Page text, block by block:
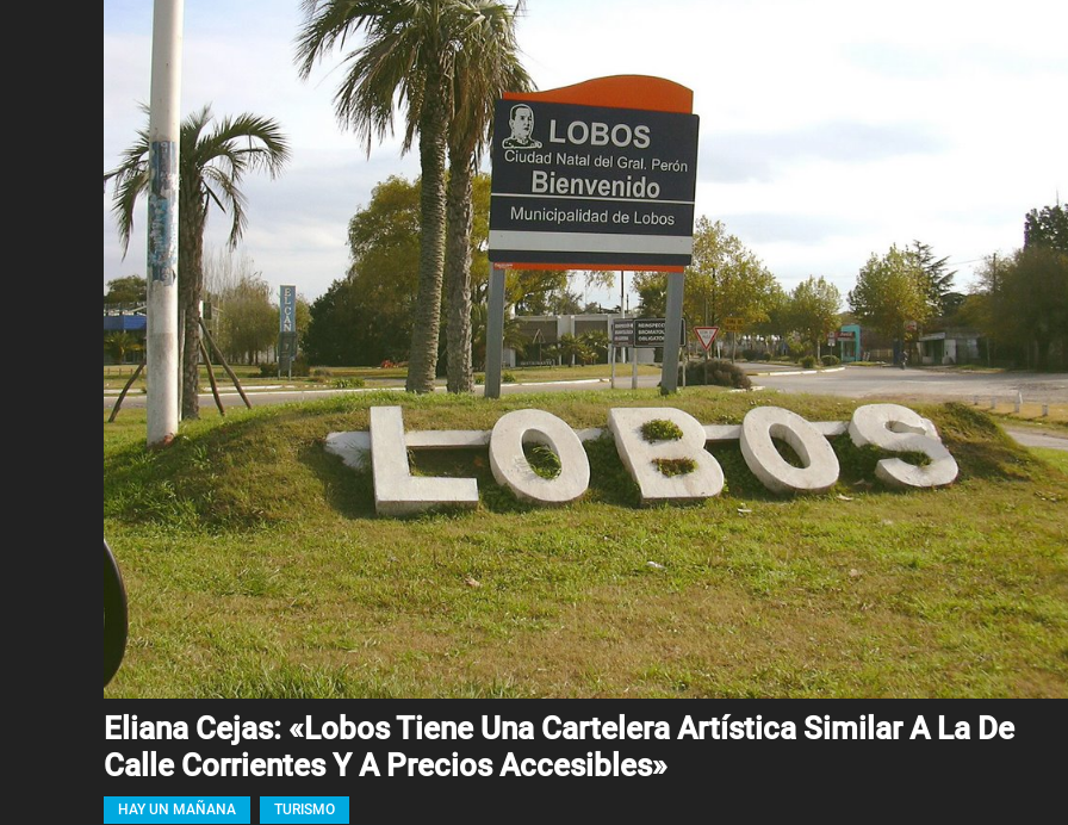
Eliana Cejas: «Lobos Tiene Una Cartelera Artística Similar A La De
Calle Corrientes Y A Precios Accesibles»
HAY UN MAÑANA TURISMO